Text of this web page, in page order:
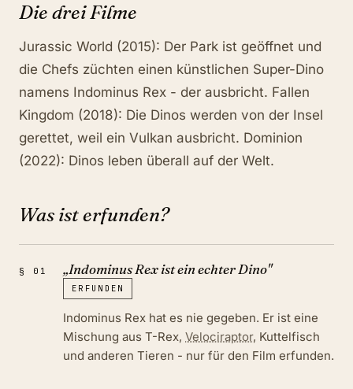
Die drei Filme
Jurassic World (2015): Der Park ist geöffnet und
die Chefs züchten einen künstlichen Super-Dino
namens Indominus Rex - der ausbricht. Fallen
Kingdom (2018): Die Dinos werden von der Insel
gerettet, weil ein Vulkan ausbricht. Dominion
(2022): Dinos leben überall auf der Welt.
Was ist erfunden?
§ 01 „Indominus Rex ist ein echter Dino"
ERFUNDEN
Indominus Rex hat es nie gegeben. Er ist eine
Mischung aus T-Rex, Velociraptor, Kuttelfisch
und anderen Tieren - nur für den Film erfunden.